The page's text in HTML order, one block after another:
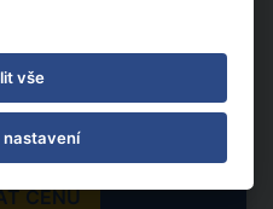
| sleva 9%
CENU
vše
nastavení